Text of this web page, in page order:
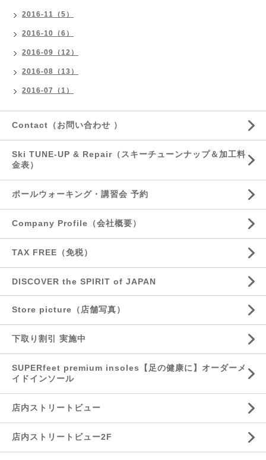
2016-11（5）
2016-10（6）
2016-09（12）
2016-08（13）
2016-07（1）
Contact（お問い合わせ ）
Ski TUNE-UP & Repair（スキーチューンナップ＆加工料
金表）
ポールウォーキング・講習会 予約
Company Profile（会社概要）
TAX FREE（免税）
DISCOVER the SPIRIT of JAPAN
Store picture（店舗写真）
下取り割引 実施中
SUPERfeet premium insoles【足の健康に】オーダーメ
イドインソール
店内ストリートビュー
店内ストリートビュー2F